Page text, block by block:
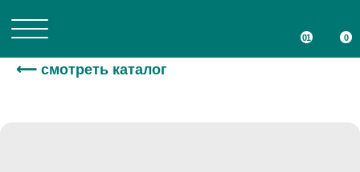
⟵ смотреть каталог